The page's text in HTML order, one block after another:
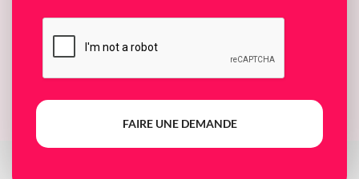
FAIRE UNE DEMANDE